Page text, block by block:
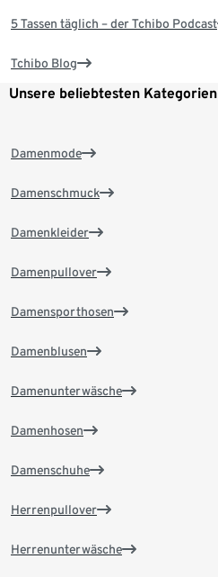
5 Tassen täglich – der Tchibo Podcast
Tchibo Blog
Unsere beliebtesten Kategorien
Damenmode
Damenschmuck
Damenkleider
Damenpullover
Damensporthosen
Damenblusen
Damenunterwäsche
Damenhosen
Damenschuhe
Herrenpullover
Herrenunterwäsche